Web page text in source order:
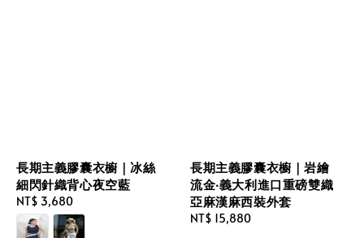
長期主義膠囊衣櫥｜冰絲
細閃針織背心夜空藍
Regular
price
NT$ 3,680
長期主義膠囊衣櫥｜岩繪
流金‧義大利進口重磅雙織
亞麻漢麻西裝外套
Regular
NT$ 15,880